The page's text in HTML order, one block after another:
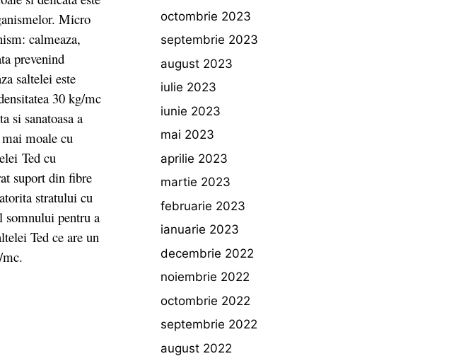
Micro
calmeaza,
prevenind
saltelei este
30 kg/mc
si sanatoasa a
moale cu
Ted cu
suport din fibre
stratului cu
somnului pentru a
Ted ce are un
octombrie 2023
septembrie 2023
august 2023
iulie 2023
iunie 2023
mai 2023
aprilie 2023
martie 2023
februarie 2023
ianuarie 2023
decembrie 2022
noiembrie 2022
octombrie 2022
septembrie 2022
august 2022